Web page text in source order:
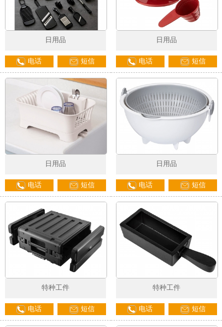
日用品
电话 短信
日用品
电话 短信
日用品
电话 短信
日用品
电话 短信
特种工件
电话 短信
特种工件
电话 短信